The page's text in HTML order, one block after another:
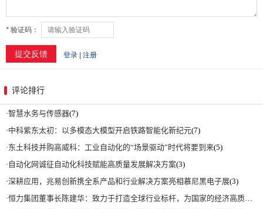
评论排行
·智慧水务与传感器(7)
·中科紫东太初：以多模态大模型开启铁路智能化新纪元(7)
·东土科技并购高威科：工业自动化的“场景驱动”时代将要到来(5)
· 自动化网诚征自动化科技赋能高质量发展解决方案(3)
·深耕应用，兆易创新携全系产品和行业解决方案亮相慕尼黑电子展(3)
·恒力集团董事长陈建华：致力于打造全球行业标杆，为国家的经济高质量发展贡献更大力量|上海电气集团党委书记、董事长吴磊来访